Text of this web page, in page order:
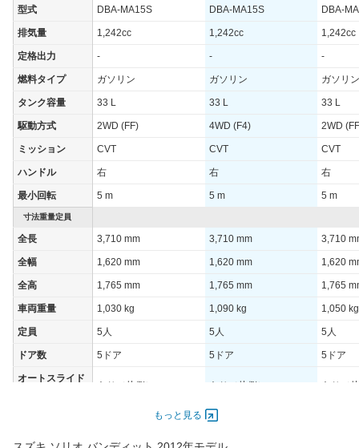
街地)
- - -
WLTCモード(郊
外)
WLTCモード(高
- - -
装備オプション
型式 DBA-MA15S DBA-MA15S DBA-
排気量 1,242cc 1,242cc 1,242cc
定格出力 - - -
燃料タイプ ガソリン ガソリン ガソリン
タンク容量 33 L 33 L 33 L
駆動方式 2WD (FF) 4WD (F4) 2WD
ミッション CVT CVT CVT
ハンドル 右 右 右
最小回転 5 m 5 m 5 m
寸法重量定員
全長 3,710 mm 3,710 mm 3,710
全幅 1,620 mm 1,620 mm 1,620
全高 1,765 mm 1,765 mm 1,765
車両重量 1,030 kg 1,090 kg 1,050 kg
定員 5人 5人 5人
ドア数 5ドア 5ドア 5ドア
オートスライド
あり（片側） あり（片側） あり（
もっと見る